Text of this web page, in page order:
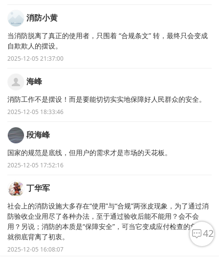
消防小黄
当消防脱离了真正的使用者，只围着 “合规条文” 转，最终只会变成
自欺欺人的摆设。
2025-12-05 21:37:00
海峰
消防工作不是摆设！而是要能切切实实地保障好人民群众的安全。
2025-12-05 18:33:46
段海峰
国家的规范是底线，但用户的需求才是市场的天花板。
2025-12-05 17:52:16
丁华军
社会上的消防设施大多存在“使用”与“合规”两张皮现象，为了通过消
防验收企业用尽了各种办法，至于通过验收后能不能用？会不会
用？另说；消防的本质是“保障安全”，可当它变成应付检查的负担，
就彻底背离了初衷。
2025-12-05 16:08:07
42